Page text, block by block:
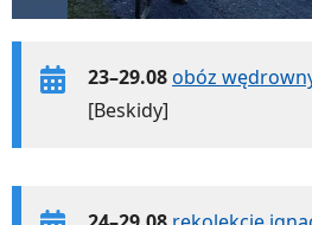
23–29.08obóz
[Beskidy]